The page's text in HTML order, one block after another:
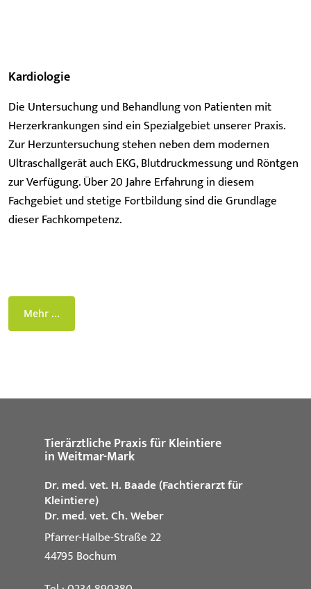
Kardiologie
Die Untersuchung und Behandlung von Patienten mit
Herzerkrankungen sind ein Spezialgebiet unserer Praxis.
Zur Herzuntersuchung stehen neben dem modernen
Ultraschallgerät auch EKG, Blutdruckmessung und Röntgen
zur Verfügung. Über 20 Jahre Erfahrung in diesem
Fachgebiet und stetige Fortbildung sind die Grundlage
dieser Fachkompetenz.
Mehr ...
Tierärztliche Praxis für Kleintiere
in Weitmar-Mark
Dr. med. vet. H. Baade (Fachtierarzt für
Kleintiere)
Dr. med. vet. Ch. Weber
Pfarrer-Halbe-Straße 22
44795 Bochum